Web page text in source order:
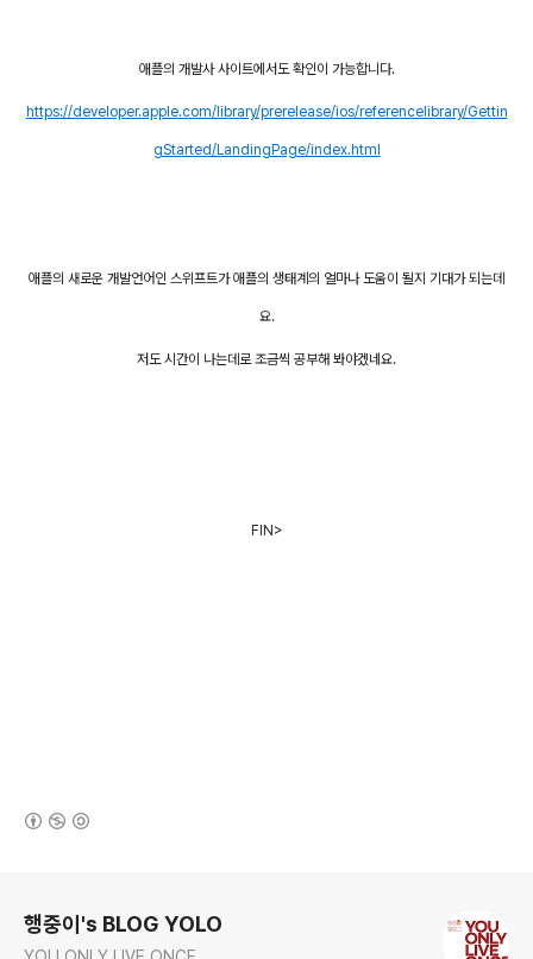
애플의 개발사 사이트에서도 확인이 가능합니다.
https://developer.apple.com/library/prerelease/ios/referencelibrary/Gettin
gStarted/LandingPage/index.html
애플의 새로운 개발언어인 스위프트가 애플의 생태계의 얼마나 도움이 될지 기대가 되는데
요.
저도 시간이 나는데로 조금씩 공부해 봐야겠네요.
FIN>
행중이's BLOG YOLO